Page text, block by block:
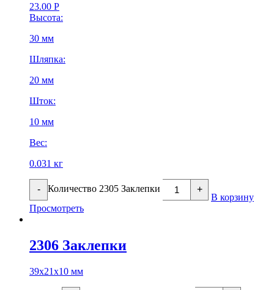
23.00 Р
Высота:
30 мм
Шляпка:
20 мм
Шток:
10 мм
Вес:
0.031 кг
- Количество 2305 Заклепки +
В корзину
Просмотреть
2306 Заклепки
39х21х10 мм